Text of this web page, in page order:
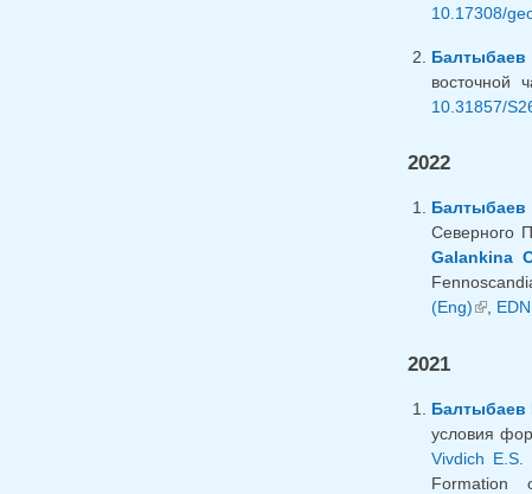
10.17308/
10.31857/
2022
Северного
Galankina
(Eng)(link is
,
2021
условия
Vivdich E.S.